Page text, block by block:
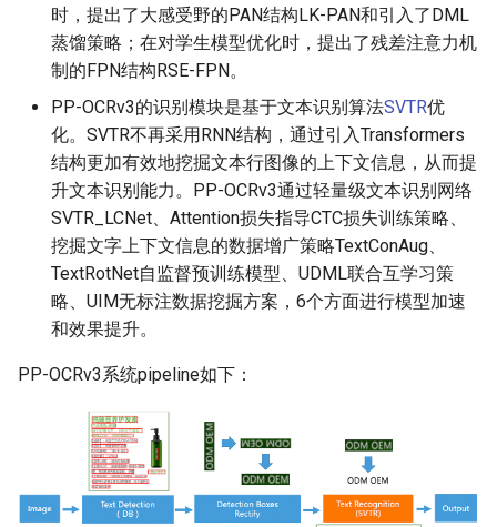
时，提出了大感受野的PAN结构LK-PAN和引入了DML
蒸馏策略；在对学生模型优化时，提出了残差注意力机
制的FPN结构RSE-FPN。
PP-OCRv3的识别模块是基于文本识别算法SVTR优
化。SVTR不再采用RNN结构，通过引入Transformers
结构更加有效地挖掘文本行图像的上下文信息，从而提
升文本识别能力。PP-OCRv3通过轻量级文本识别网络
SVTR_LCNet、Attention损失指导CTC损失训练策略、
挖掘文字上下文信息的数据增广策略TextConAug、
TextRotNet自监督预训练模型、UDML联合互学习策
略、UIM无标注数据挖掘方案，6个方面进行模型加速
和效果提升。
PP-OCRv3系统pipeline如下：